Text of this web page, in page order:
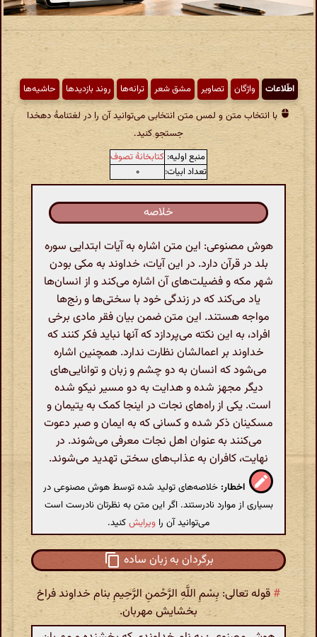
اطّلاعات واژگان تصاویر مشق شعر ترانه‌ها روند بازدیدها حاشیه‌ها
با انتخاب متن و لمس متن انتخابی می‌توانید آن را در لغتنامهٔ دهخدا
جستجو کنید.
منبع اولیه: کتابخانهٔ تصوف
تعداد ابیات:
۰
خلاصه
هوش مصنوعی: این متن اشاره به آیات ابتدایی سوره
بلد در قرآن دارد. در این آیات، خداوند به مکی بودن
شهر مکه و فضیلت‌های آن اشاره می‌کند و از انسان‌ها
یاد می‌کند که در زندگی خود با سختی‌ها و رنج‌ها
مواجه هستند. این متن ضمن بیان فقر مادی برخی
افراد، به این نکته می‌پردازد که آنها نباید فکر کنند که
خداوند بر اعمالشان نظارت ندارد. همچنین اشاره
می‌شود که انسان به دو چشم و زبان و توانایی‌های
دیگر مجهز شده و هدایت به دو مسیر نیکو شده
است. یکی از راه‌های نجات در اینجا کمک به یتیمان و
مسکینان ذکر شده و کسانی که به ایمان و صبر دعوت
می‌کنند به عنوان اهل نجات معرفی می‌شوند. در
نهایت، کافران به عذاب‌های سختی تهدید می‌شوند.
اخطار: خلاصه‌های تولید شده توسط هوش مصنوعی در
بسیاری از موارد نادرستند. اگر این متن به نظرتان نادرست است
می‌توانید آن را ویرایشکنید.
برگردان به زبان ساده
# قوله تعالی: بِسْمِ اللَّهِ الرَّحْمنِ الرَّحِیمِ بنام خداوند فراخ
بخشایش مهربان.